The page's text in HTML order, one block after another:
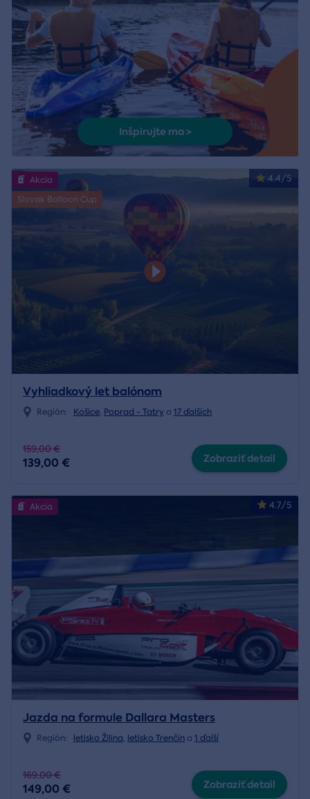
Inšpirujte ma >
4.4/5
Akcia
Slovak Balloon Cup
Vyhliadkový let balónom
Región: Košice, Poprad - Tatry a 17 ďalších
159,00 €
139,00 € Zobraziť detail
4.7/5
Akcia
Jazda na formule Dallara Masters
Región: letisko Žilina, letisko Trenčín a 1 ďalší
169,00 €
149,00 € Zobraziť detail